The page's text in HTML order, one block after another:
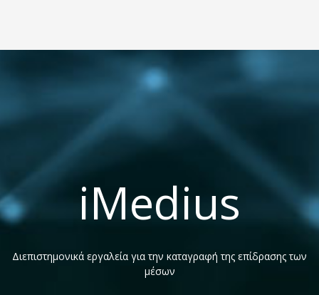
iMedius
Διεπιστημονικά εργαλεία για την καταγραφή της επίδρασης των
μέσων